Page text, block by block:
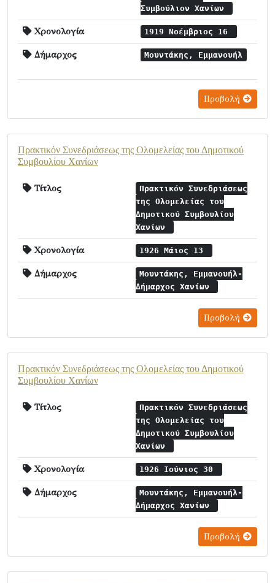
Συμβούλιον Χανίων
Χρονολογία 1919 Νοέμβριος 16
Δήμαρχος Μουντάκης, Εμμανουήλ
Προβολή
Πρακτικόν Συνεδριάσεως της Ολομελείας του Δημοτικού
Συμβουλίου Χανίων
Τίτλος
Πρακτικόν Συνεδριάσεως
της Ολομελείας του
Δημοτικού Συμβουλίου
Χανίων
Χρονολογία 1926 Μάιος 13
Δήμαρχος
Μουντάκης, Εμμανουήλ-
Δήμαρχος Χανίων
Προβολή
Πρακτικόν Συνεδριάσεως της Ολομελείας του Δημοτικού
Συμβουλίου Χανίων
Τίτλος
Πρακτικόν Συνεδριάσεως
της Ολομελείας του
Δημοτικού Συμβουλίου
Χανίων
Χρονολογία 1926 Ιούνιος 30
Δήμαρχος
Μουντάκης, Εμμανουήλ-
Δήμαρχος Χανίων
Προβολή